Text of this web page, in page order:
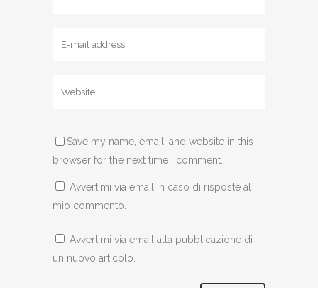
Save my name, email, and website in this
browser for the next time I comment.
Avvertimi via email in caso di risposte al
mio commento.
Avvertimi via email alla pubblicazione di
un nuovo articolo.